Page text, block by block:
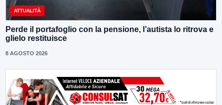
ATTUALITÀ
Perde il portafoglio con la pensione, l’autista lo ritrova e
glielo restituisce
8 AGOSTO 2026